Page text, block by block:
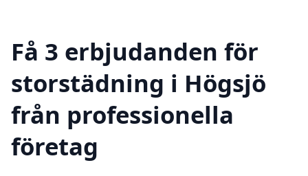
Få 3 erbjudanden för
storstädning i Högsjö
från professionella
företag